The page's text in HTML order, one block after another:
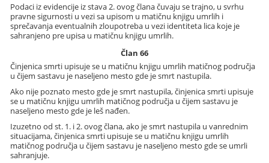
Podaci iz evidencije iz stava 2. ovog člana čuvaju se trajno, u svrhu
pravne sigurnosti u vezi sa upisom u matičnu knjigu umrlih i
sprečavanja eventualnih zloupotreba u vezi identiteta lica koje je
sahranjeno pre upisa u matičnu knjigu umrlih.
Član 66
Činjenica smrti upisuje se u matičnu knjigu umrlih matičnog područja
u čijem sastavu je naseljeno mesto gde je smrt nastupila.
Ako nije poznato mesto gde je smrt nastupila, činjenica smrti upisuje
se u matičnu knjigu umrlih matičnog područja u čijem sastavu je
naseljeno mesto gde je leš nađen.
Izuzetno od st. 1. i 2. ovog člana, ako je smrt nastupila u vanrednim
situacijama, činjenica smrti upisuje se u matičnu knjigu umrlih
matičnog područja u čijem sastavu je naseljeno mesto gde se umrli
sahranjuje.